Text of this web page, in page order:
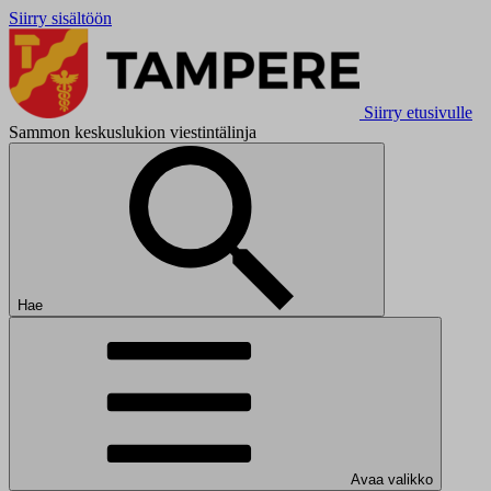
Siirry sisältöön
Siirry etusivulle
Sammon keskuslukion viestintälinja
Hae
Avaa valikko